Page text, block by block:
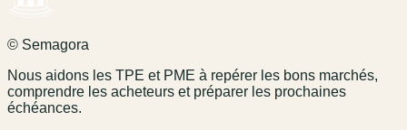
© Semagora
Nous aidons les TPE et PME à repérer les bons marchés,
comprendre les acheteurs et préparer les prochaines
échéances.